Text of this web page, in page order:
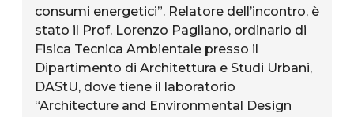
consumi energetici”. Relatore dell’incontro, è
stato il Prof. Lorenzo Pagliano, ordinario di
Fisica Tecnica Ambientale presso il
Dipartimento di Architettura e Studi Urbani,
DAStU, dove tiene il laboratorio
“Architecture and Environmental Design